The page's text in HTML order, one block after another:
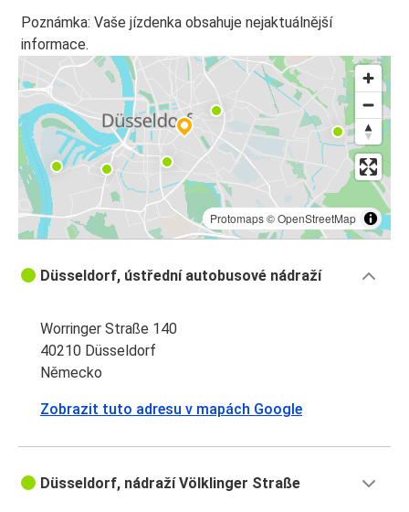
Poznámka: Vaše jízdenka obsahuje nejaktuálnější
informace.
Protomaps©OpenStreetMap
Düsseldorf, ústřední autobusové nádraží
Worringer Straße 140
40210 Düsseldorf
Německo
Zobrazit tuto adresu v mapách Google
Düsseldorf, nádraží Völklinger Straße